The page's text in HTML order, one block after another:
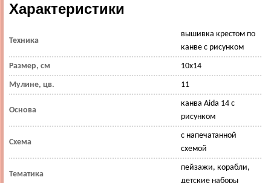
Характеристики
Техника
вышивка крестом по
канве с рисунком
Размер, см 10х14
Мулине, цв. 11
Основа
канва Aida 14 с
рисунком
Схема
с напечатанной
схемой
Тематика
пейзажи, корабли,
детские наборы